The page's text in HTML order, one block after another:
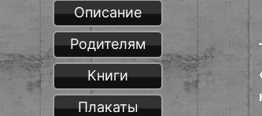
Описание
Родителям
Книги
Плакаты